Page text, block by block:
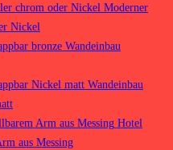
Moderner
Nickel
Wandeinbau
Wandeinbau
Hotel
aus Messing